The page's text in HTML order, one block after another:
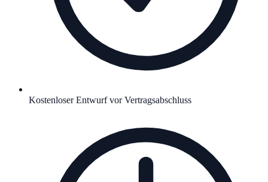
Kostenloser Entwurf vor Vertragsabschluss